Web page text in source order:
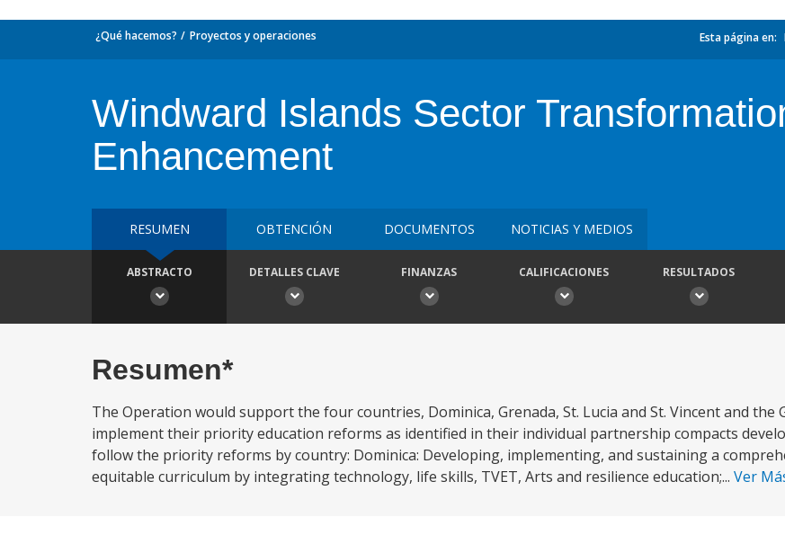
¿Qué hacemos? Proyectos y operaciones Esta página en:
Windward Islands Sector
Enhancement
RESUMEN OBTENCIÓN DOCUMENTOS NOTICIAS Y MEDIOS
ABSTRACTO DETALLES CLAVE FINANZAS CALIFICACIONES RESULTADOS
Resumen*
The Operation would support the four countries, Dominica, Grenada, St. Lucia and St. Vincent and the
implement their priority education reforms as identified in their individual partnership compacts
follow the priority reforms by country: Dominica: Developing, implementing, and sustaining a
equitable curriculum by integrating technology, life skills, TVET, Arts and resilience education;... Ver